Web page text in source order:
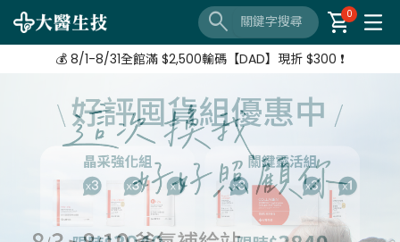
search shopping_cart
0
【8/3-8/10 爸氣補給站】 全站紅利享8%
💰 8/1-8/31全館滿 $2,500輸碼【DAD】現折 $300 ❗
【8/3-8/10 爸氣補給站】 全站紅利享8%